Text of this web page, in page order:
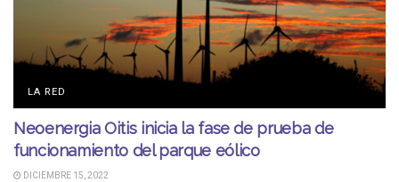
LA RED
Neoenergia Oitis inicia la fase de prueba de
funcionamiento del parque eólico
DICIEMBRE 15, 2022